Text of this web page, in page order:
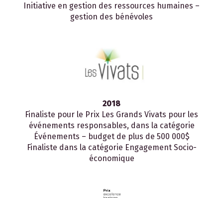
Initiative en gestion des ressources humaines –
gestion des bénévoles
2018
Finaliste pour le Prix Les Grands Vivats pour les
événements responsables, dans la catégorie
Événements – budget de plus de 500 000$
Finaliste dans la catégorie Engagement Socio-
économique